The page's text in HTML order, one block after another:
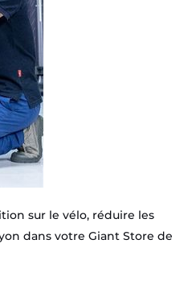
sur le vélo, réduire les
dans votre Giant Store de